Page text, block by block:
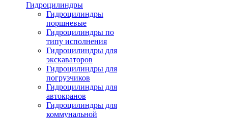
Гидроцилиндры
Гидроцилиндры
поршневые
Гидроцилиндры по
типу исполнения
Гидроцилиндры для
экскаваторов
Гидроцилиндры для
погрузчиков
Гидроцилиндры для
автокранов
Гидроцилиндры для
коммунальной